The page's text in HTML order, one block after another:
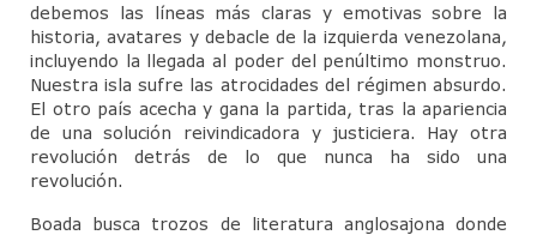
debemos las líneas más claras y emotivas sobre la
historia, avatares y debacle de la izquierda venezolana,
incluyendo la llegada al poder del penúltimo monstruo.
Nuestra isla sufre las atrocidades del régimen absurdo.
El otro país acecha y gana la partida, tras la apariencia
de una solución reivindicadora y justiciera. Hay otra
revolución detrás de lo que nunca ha sido una
revolución.
Boada busca trozos de literatura anglosajona donde